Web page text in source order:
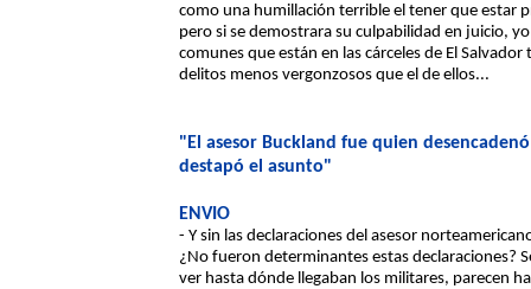
como una humillación terrible el tener que estar
pero si se demostrara su culpabilidad en juicio,
comunes que están en las cárceles de El Salvador
delitos menos vergonzosos que el de ellos...
"El asesor Buckland fue quien
destapó el asunto"
ENVIO
- Y sin las declaraciones del asesor
¿No fueron determinantes estas declaraciones?
ver hasta dónde llegaban los militares, parecen